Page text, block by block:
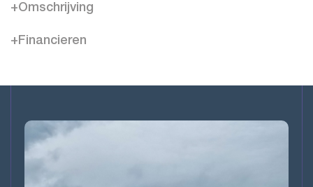
+Omschrijving
+Financieren